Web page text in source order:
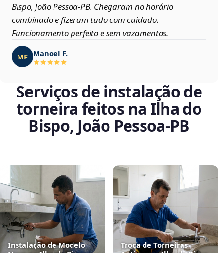
Bispo, João Pessoa‑PB. Chegaram no horário
combinado e fizeram tudo com cuidado.
Funcionamento perfeito e sem vazamentos.
MF Manoel F.
Serviços de instalação de
torneira feitos na Ilha do
Bispo, João Pessoa‑PB
Instalação de Modelo
Troca de Torneiras